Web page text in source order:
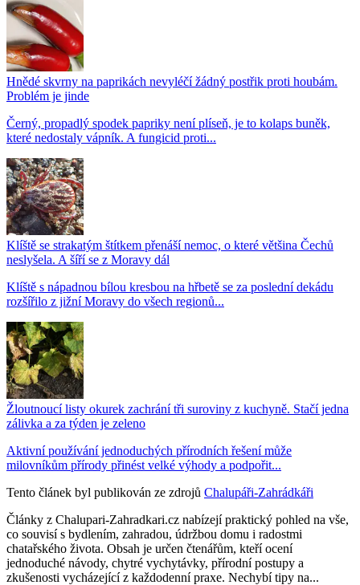
Hnědé skvrny na paprikách nevyléčí žádný postřik proti houbám.
Problém je jinde
Černý, propadlý spodek papriky není plíseň, je to kolaps buněk,
které nedostaly vápník. A fungicid proti...
Klíště se strakatým štítkem přenáší nemoc, o které většina Čechů
neslyšela. A šíří se z Moravy dál
Klíště s nápadnou bílou kresbou na hřbetě se za poslední dekádu
rozšířilo z jižní Moravy do všech regionů...
Žloutnoucí listy okurek zachrání tři suroviny z kuchyně. Stačí jedna
zálivka a za týden je zeleno
Aktivní používání jednoduchých přírodních řešení může
milovníkům přírody přinést velké výhody a podpořit...
Tento článek byl publikován ze zdrojů Chalupáři-Zahrádkáři
Články z Chalupari-Zahradkari.cz nabízejí praktický pohled na vše,
co souvisí s bydlením, zahradou, údržbou domu i radostmi
chatařského života. Obsah je určen čtenářům, kteří ocení
jednoduché návody, chytré vychytávky, přírodní postupy a
zkušenosti vycházející z každodenní praxe. Nechybí tipy na...